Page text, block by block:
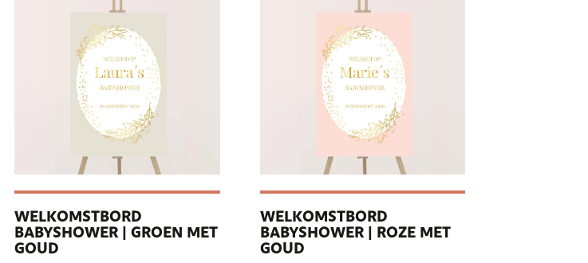
WELKOMSTBORD
BABYSHOWER | GROEN MET
GOUD
WELKOMSTBORD
BABYSHOWER | ROZE MET
GOUD